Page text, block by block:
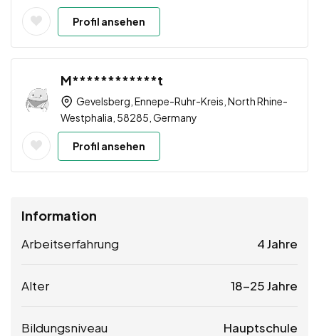
Profil ansehen
M************t
Gevelsberg, Ennepe-Ruhr-Kreis, North Rhine-
Westphalia, 58285, Germany
Profil ansehen
Information
Arbeitserfahrung 4 Jahre
Alter 18-25 Jahre
Bildungsniveau Hauptschule